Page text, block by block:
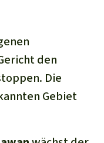
den
Die
Gebiet